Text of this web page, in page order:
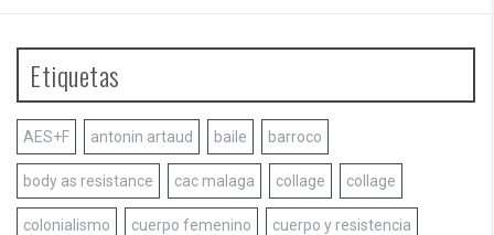
Etiquetas
AES+F antonin artaud baile barroco
body as resistance cac malaga collage collage
colonialismo cuerpo femenino cuerpo y resistencia